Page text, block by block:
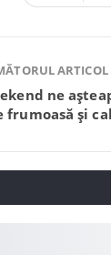
ARTICOL
ne
frumoasă și